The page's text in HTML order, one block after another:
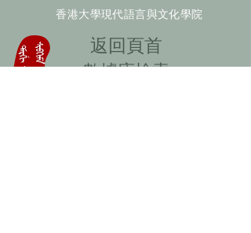
香港大學現代語言與文化學院
​返回頁首
數據庫檢索